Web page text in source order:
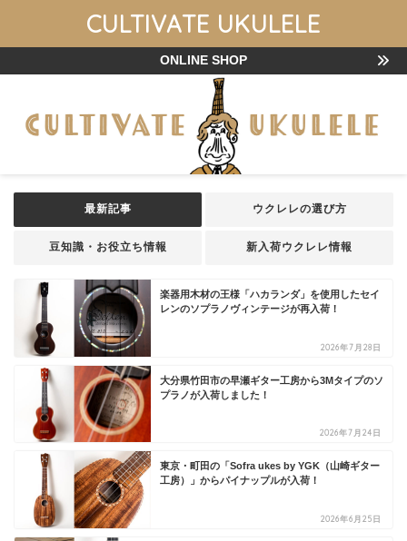
CULTIVATE UKULELE
ONLINE SHOP
最新記事 ウクレレの選び方
豆知識・お役立ち情報 新入荷ウクレレ情報
楽器用木材の王様「ハカランダ」を使用したセイ
レンのソプラノヴィンテージが再入荷！
2026年7月28日
大分県竹田市の早瀬ギター工房から3Mタイプのソ
プラノが入荷しました！
2026年7月24日
東京・町田の「Sofra ukes by YGK（山崎ギター
工房）」からパイナップルが入荷！
2026年6月25日